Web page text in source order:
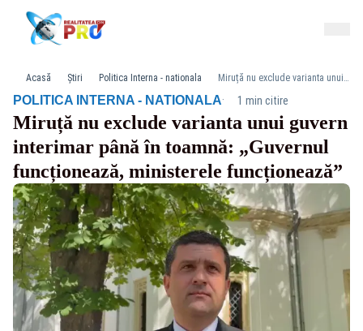
Acasă Știri Politica Interna - nationala Miruță nu exclude varianta unui guvern interimar până în toamnă: „Guvernul funcționează, ministerele funcționează”
POLITICA INTERNA - NATIONALA· 1 min citire
Miruță nu exclude varianta unui guvern
interimar până în toamnă: „Guvernul
funcționează, ministerele funcționează”